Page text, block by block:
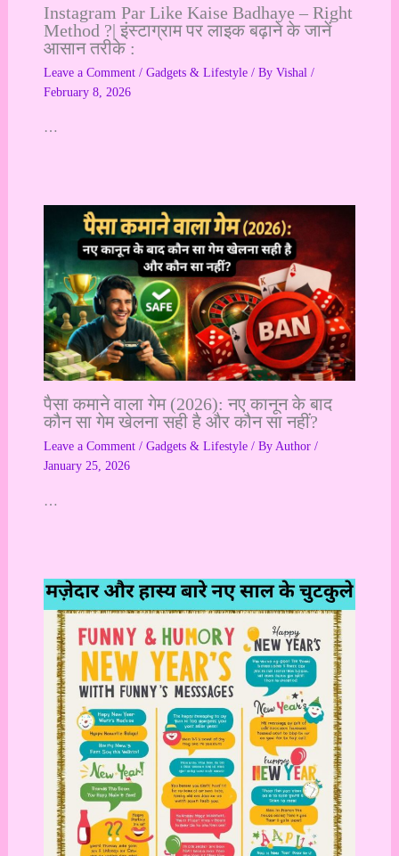
Instagram Par Like Kaise Badhaye – Right
Method ?| इंस्टाग्राम पर लाइक बढ़ाने के जानें
आसान तरीके :
Leave a Comment / Gadgets & Lifestyle/ By Vishal /
February 8, 2026
…
पैसा कमाने वाला गेम (2026): नए कानून के बाद
कौन सा गेम खेलना सही है और कौन सा नहीं?
Leave a Comment / Gadgets & Lifestyle/ By Author /
January 25, 2026
…